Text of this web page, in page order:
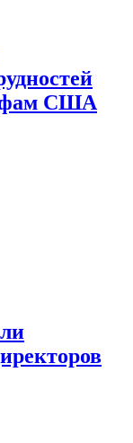
США